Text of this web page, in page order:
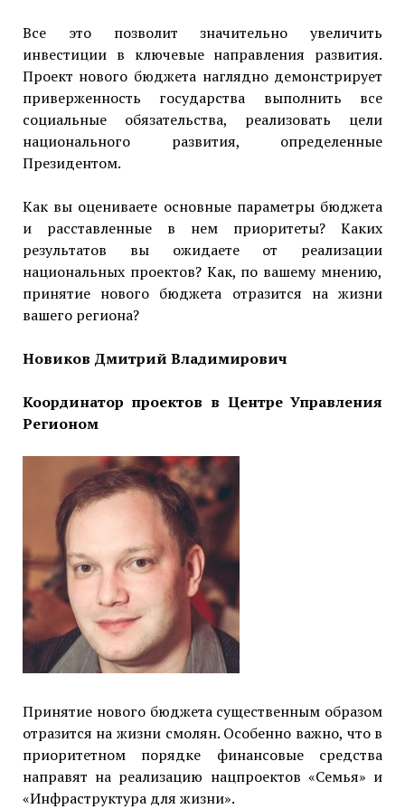
Все это позволит значительно увеличить
инвестиции в ключевые направления развития.
Проект нового бюджета наглядно демонстрирует
приверженность государства выполнить все
социальные обязательства, реализовать цели
национального развития, определенные
Президентом.
Как вы оцениваете основные параметры бюджета
и расставленные в нем приоритеты? Каких
результатов вы ожидаете от реализации
национальных проектов? Как, по вашему мнению,
принятие нового бюджета отразится на жизни
вашего региона?
Новиков Дмитрий Владимирович
Координатор проектов в Центре Управления
Регионом
Принятие нового бюджета существенным образом
отразится на жизни смолян. Особенно важно, что в
приоритетном порядке финансовые средства
направят на реализацию нацпроектов «Семья» и
«Инфраструктура для жизни».